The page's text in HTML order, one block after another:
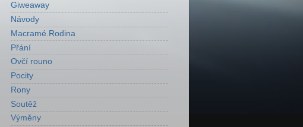
Giweaway
Návody
Macramé.Rodina
Přání
Ovčí rouno
Pocity
Rony
Soutěž
Výměny